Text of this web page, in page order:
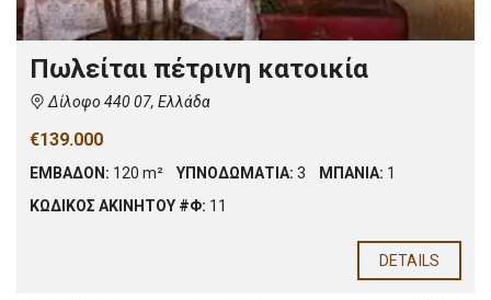
Πωλείται πέτρινη κατοικία
Δίλοφο 440 07, Ελλάδα
€139.000
ΕΜΒΑΔΟΝ: 120 m² ΥΠΝΟΔΩΜΑΤΙΑ: 3 ΜΠΑΝΙΑ: 1
ΚΩΔΙΚΟΣ ΑΚΙΝΗΤΟΥ #Φ: 11
DETAILS